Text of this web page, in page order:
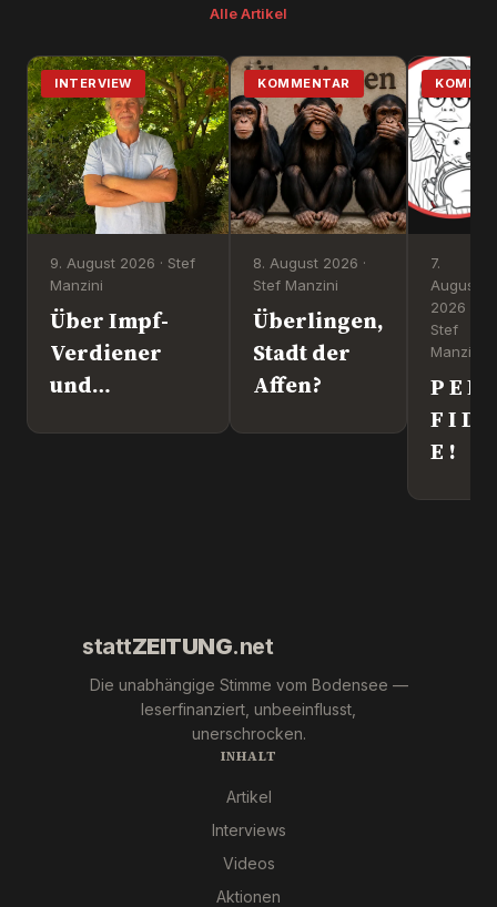
Alle Artikel
INTERVIEW
9. August 2026 · Stef
Manzini
Über Impf-
Verdiener
und
KOMMENTAR
8. August 2026 ·
Stef Manzini
Überlingen,
Stadt der
Affen?
7.
August
2026 ·
Stef
Manzini
P E R
F I D
E !
stattZEITUNG.net
Die unabhängige Stimme vom Bodensee —
leserfinanziert, unbeeinflusst,
unerschrocken.
INHALT
Artikel
Interviews
Videos
Aktionen